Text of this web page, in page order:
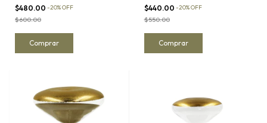
$480.00 -20%OFF
$600.00
$440.00 -20%OFF
$550.00